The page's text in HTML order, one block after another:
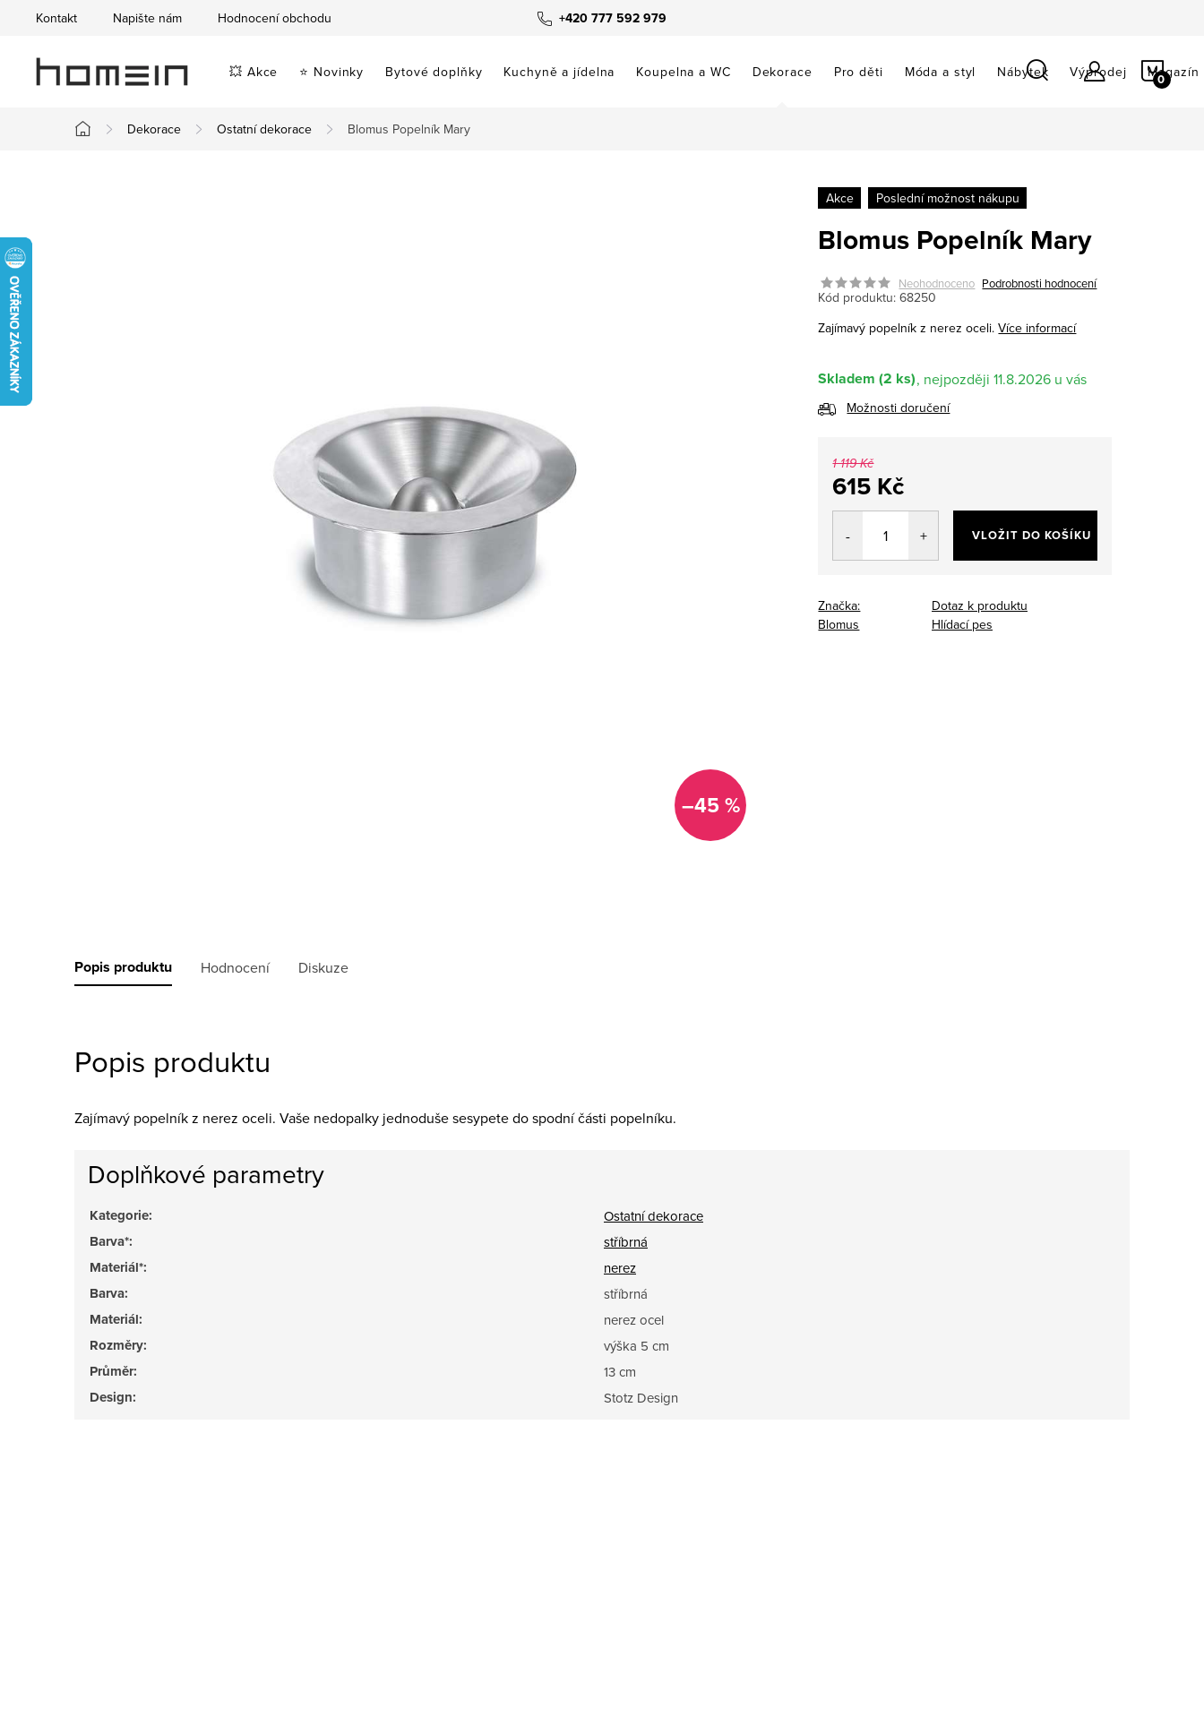
obsah
+420 777 592 979
Kontakt Napište nám Hodnocení obchodu
💥 Akce ⭐ Novinky Bytové doplňky Kuchyně a jídelna Koupelna a WC Dekorace Pro děti Móda a styl Nábytek Výprodej Magazín
Domů
Dekorace Ostatní dekorace Blomus Popelník Mary
–45 %
Akce Poslední možnost nákupu
Blomus Popelník Mary
Neohodnoceno Podrobnosti hodnocení
Kód produktu: 68250
Zajímavý popelník z nerez oceli.Více informací
Skladem (2 ks) 11.8.2026
Možnosti doručení
1 119 Kč
615 Kč
Měrná
VLOŽIT DO KOŠÍKU
Značka:
Blomus
Dotaz k produktu
Hlídací pes
Popis produktu Hodnocení Diskuze
Popis produktu
Zajímavý popelník z nerez oceli. Vaše nedopalky jednoduše sesypete do spodní části popelníku.
Doplňkové parametry
Kategorie: Ostatní dekorace
Barva*: stříbrná
Materiál*: nerez
Barva: stříbrná
Materiál: nerez ocel
Rozměry: výška 5 cm
Průměr: 13 cm
Design: Stotz Design